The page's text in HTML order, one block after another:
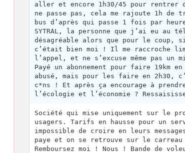
aller et encore 1h30/45 pour rentrer
ne passe pas, cela me rajoute 1h
bus d’après qui passe 1 fois par
SYTRAL, la personne que j’ai eu au
désagréable alors que pour le coup,
c’était bien moi ! Il me raccroche
l’appel, et ne s’excuse même pas un
Payé un abonnement pour faire 19km
abusé, mais pour les faire en 2h30,
c*ns ! Et après ça encourage à
l’écologie et l’économie ?
Société qui mise uniquement sur le
usagers. Tarifs en hausse pour un
impossible de croire en leurs
paye et on se retrouve sur le carreau
Remboursez moi ! Nous ! Bande de